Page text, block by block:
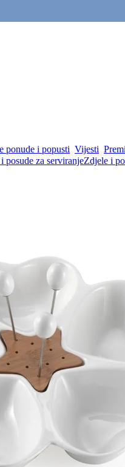
ponude i popusti Vijesti
posude za serviranjeZdjele i